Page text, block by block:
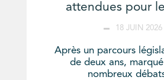
attendues pour
18 JUIN 2026
Après un parcours
de deux ans,
nombreux